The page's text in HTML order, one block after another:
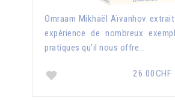
Omraam Mikhaël Aïvanhov
expérience de nombreux
pratiques qu’il nous offre...
26.00CHF